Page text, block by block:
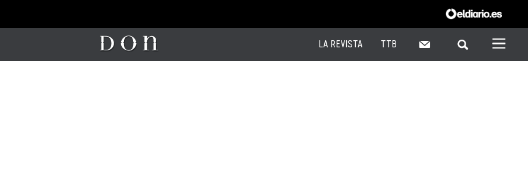
LA REVISTA TTB